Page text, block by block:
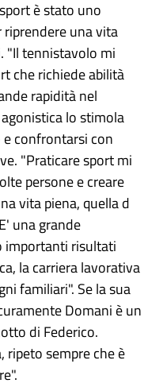
è stato uno
una vita
"Il tennistavolo mi
che richiede abilità
rapidità nel
lo stimola
confrontarsi con
"Praticare sport mi
persone e creare
vita piena, quella d
una grande
importanti risultati
la carriera lavorativa
familiari". Se la sua
Domani è un
di Federico.
ripeto sempre che è